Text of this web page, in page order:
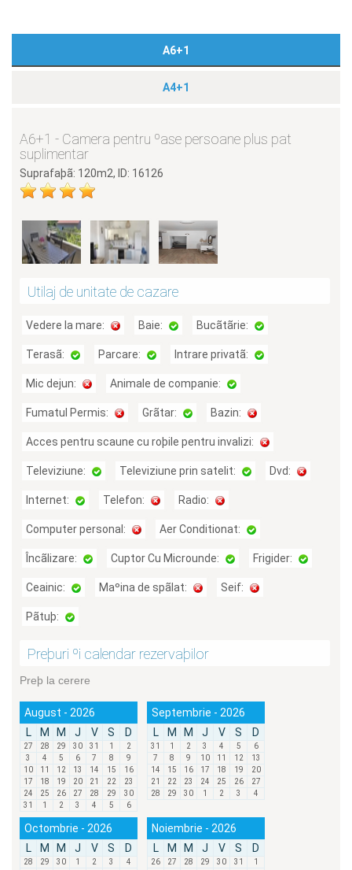
A6+1
A4+1
A6+1 - Camera pentru ºase persoane plus pat
suplimentar
Suprafaþã: 120m2, ID: 16126
Utilaj de unitate de cazare
Vedere la mare: Baie: Bucãtãrie:
Terasã: Parcare: Intrare privatã:
Mic dejun: Animale de companie:
Fumatul Permis: Grãtar: Bazin:
Acces pentru scaune cu roþile pentru invalizi:
Televiziune: Televiziune prin satelit: Dvd:
Internet: Telefon: Radio:
Computer personal: Aer Conditionat:
Încãlizare: Cuptor Cu Microunde: Frigider:
Ceainic: Maºina de spãlat: Seif:
Pãtuþ:
Preþuri ºi calendar rezervaþilor
Preþ la cerere
August - 2026
L
M M J V S D
27 28 29 30 31 1
2
3
4 5 6 7 8
9
10
11 12 13 14 15
16
17
18 19 20 21 22
23
24
25 26 27 28 29
30
31
1 2 3 4 5 6
Septembrie - 2026
L
M M J V S D
31 1 2 3 4 5
6
7
8 9 10 11 12
13
14
15 16 17 18 19
20
21
22 23 24 25 26
27
28
29 30 1 2 3 4
Octombrie - 2026
L
M M J V S D
28 29 30 1 2 3
4
Noiembrie - 2026
L
M M J V S D
26 27 28 29 30 31
1